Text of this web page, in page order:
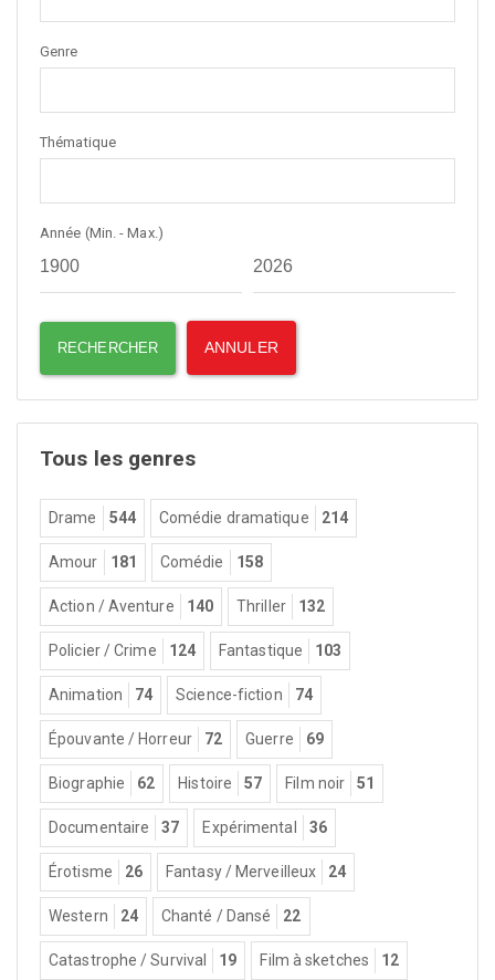
Genre
Thématique
Année (Min. - Max.)
Tous les genres
Drame 544 Comédie dramatique 214
Amour 181 Comédie 158
Action / Aventure 140 Thriller 132
Policier / Crime 124 Fantastique 103
Animation 74 Science-fiction 74
Épouvante / Horreur 72 Guerre 69
Biographie 62 Histoire 57 Film noir 51
Documentaire 37 Expérimental 36
Érotisme 26 Fantasy / Merveilleux 24
Western 24 Chanté / Dansé 22
Catastrophe / Survival 19 Film à sketches 12